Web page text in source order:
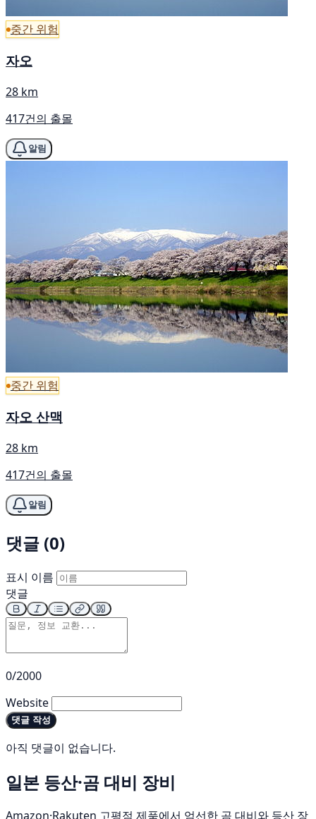
중간 위험
자오
28 km
417건의 출몰
알림
중간 위험
자오 산맥
28 km
417건의 출몰
알림
댓글 (0)
표시 이름
댓글
0/2000
Website
댓글 작성
아직 댓글이 없습니다.
일본 등산·곰 대비 장비
Amazon·Rakuten 고평점 제품에서 엄선한 곰 대비와 등산 장